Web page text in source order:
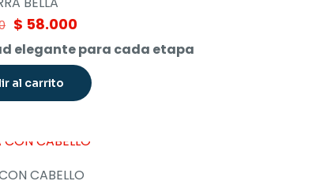
Original
price
was:
$ 65.000.
$ 58.000Current
price
is:
$ 58.000.
elegante para cada etapa
al carrito
CABELLO